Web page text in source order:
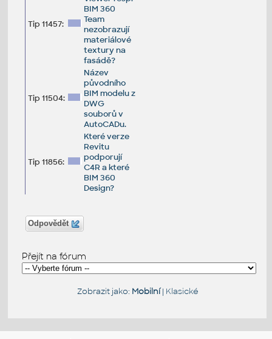
Tip 11457:
BIM 360
Team
nezobrazují
materiálové
textury na
fasádě?
Tip 11504:
Název
původního
BIM modelu z
DWG
souborů v
AutoCADu.
Tip 11856:
Které verze
Revitu
podporují
C4R a které
BIM 360
Design?
Odpovědět
Přejít na fórum
Zobrazit jako: Mobilní| Klasické